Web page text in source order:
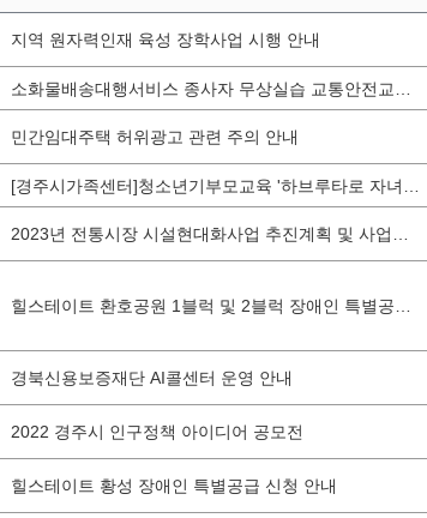
지역 원자력인재 육성 장학사업 시행 안내
소화물배송대행서비스 종사자 무상실습 교통안전교육 안내
민간임대주택 허위광고 관련 주의 안내
[경주시가족센터]청소년기부모교육 '하브루타로 자녀와 대화하기' 참가자 모집
2023년 전통시장 시설현대화사업 추진계획 및 사업신청 안내
힐스테이트 환호공원 1블럭 및 2블럭 장애인 특별공급 신청 안내(모집공고일 및 청약일 변경)
경북신용보증재단 AI콜센터 운영 안내
2022 경주시 인구정책 아이디어 공모전
힐스테이트 황성 장애인 특별공급 신청 안내